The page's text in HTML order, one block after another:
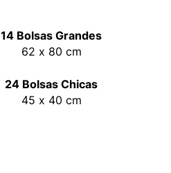
14 Bolsas Grandes
62 x 80 cm
24 Bolsas Chicas
45 x 40 cm